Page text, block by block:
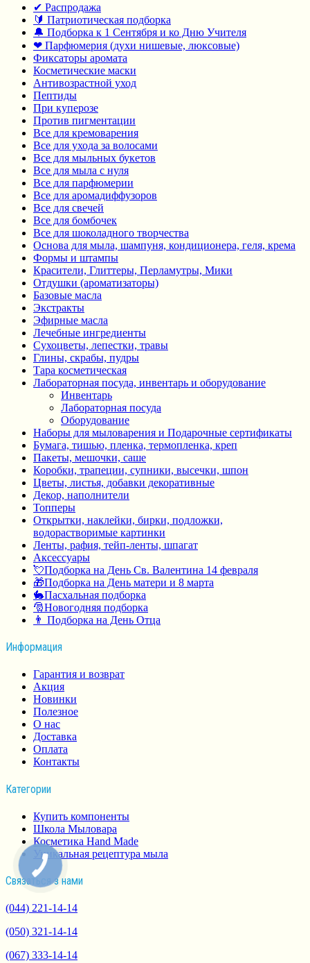
✔ Распродажа
🔰 Патриотическая подборка
🔔 Подборка к 1 Сентября и ко Дню Учителя
❤ Парфюмерия (духи нишевые, люксовые)
Фиксаторы аромата
Косметические маски
Антивозрастной уход
Пептиды
При куперозе
Против пигментации
Все для кремоварения
Все для ухода за волосами
Все для мыльных букетов
Все для мыла с нуля
Все для парфюмерии
Все для аромадиффузоров
Все для свечей
Все для бомбочек
Все для шоколадного творчества
Основа для мыла, шампуня, кондиционера, геля, крема
Формы и штампы
Красители, Глиттеры, Перламутры, Мики
Отдушки (ароматизаторы)
Базовые масла
Экстракты
Эфирные масла
Лечебные ингредиенты
Сухоцветы, лепестки, травы
Глины, скрабы, пудры
Тара косметическая
Лабораторная посуда, инвентарь и оборудование
Инвентарь
Лабораторная посуда
Оборудование
Наборы для мыловарения и Подарочные сертификаты
Бумага, тишью, пленка, термопленка, креп
Пакеты, мешочки, саше
Коробки, трапеции, супники, высечки, шпон
Цветы, листья, добавки декоративные
Декор, наполнители
Топперы
Открытки, наклейки, бирки, подложки,
водорастворимые картинки
Ленты, рафия, тейп-ленты, шпагат
Аксессуары
💘Подборка на День Св. Валентина 14 февраля
🎁Подборка на День матери и 8 марта
🐇Пасхальная подборка
🎅Новогодняя подборка
👨 Подборка на День Отца
Информация
Гарантия и возврат
Акция
Новинки
Полезное
О нас
Доставка
Оплата
Контакты
Категории
Купить компоненты
Школа Мыловара
Косметика Hand Made
Уникальная рецептура мыла
Связаться з нами
(044) 221-14-14
(050) 321-14-14
(067) 333-14-14
КНОПКА
СВЯЗИ